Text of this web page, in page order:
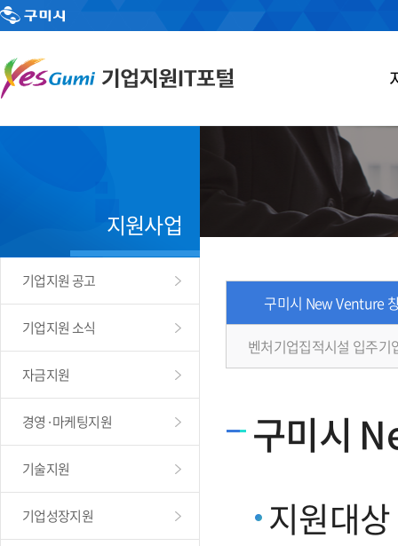
지원사업
기업지원 공고
기업지원 소식
자금지원
경영·마케팅지원
기술지원
기업성장지원
구미시 New Venture
벤처기업집적시설 입주기
구미시
지원대상